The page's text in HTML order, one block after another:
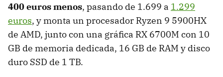
400 euros menos, pasando de 1.699 a 1.299
euros, y monta un procesador Ryzen 9 5900HX
de AMD, junto con una gráfica RX 6700M con 10
GB de memoria dedicada, 16 GB de RAM y disco
duro SSD de 1 TB.